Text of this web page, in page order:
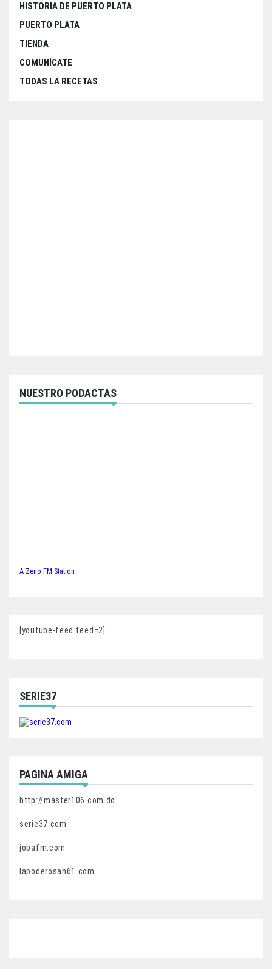
HISTORIA DE PUERTO PLATA
PUERTO PLATA
TIENDA
COMUNÍCATE
TODAS LA RECETAS
NUESTRO PODACTAS
A Zeno.FM Station
[youtube-feed feed=2]
SERIE37
PAGINA AMIGA
http://master106.com.do
serie37.com
jobafm.com
lapoderosah61.com